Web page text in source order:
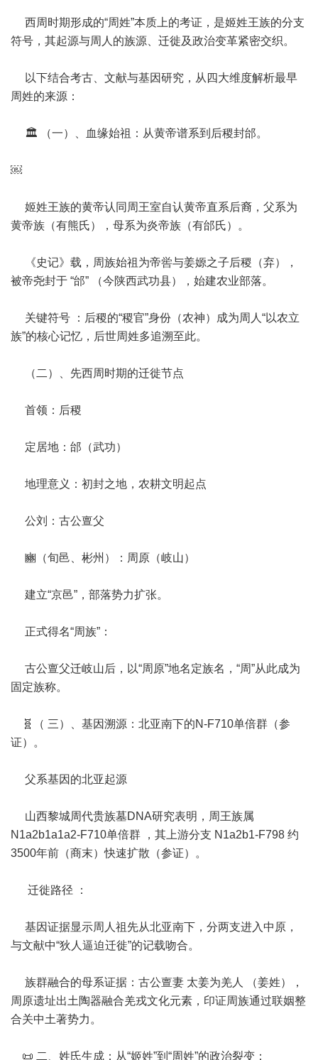
西周时期形成的“周姓”本质上的考证，是姬姓王族的分支
符号，其起源与周人的族源、迁徙及政治变革紧密交织。
以下结合考古、文献与基因研究，从四大维度解析最早
周姓的来源：
🏛️ （一）、血缘始祖：从黄帝谱系到后稷封邰。
￼
姬姓王族的黄帝认同周王室自认黄帝直系后裔，父系为
黄帝族（有熊氏），母系为炎帝族（有邰氏）。
《史记》载，周族始祖为帝喾与姜嫄之子后稷（弃），
被帝尧封于 “邰” （今陕西武功县），始建农业部落。
关键符号 ：后稷的“稷官”身份（农神）成为周人“以农立
族”的核心记忆，后世周姓多追溯至此。
（二）、先西周时期的迁徙节点
首领：后稷
定居地：邰（武功）
地理意义：初封之地，农耕文明起点
公刘：古公亶父
豳（旬邑、彬州）：周原（岐山）
建立“京邑”，部落势力扩张。
正式得名“周族”：
古公亶父迁岐山后，以“周原”地名定族名，“周”从此成为
固定族称。
🧬（ 三）、基因溯源：北亚南下的N-F710单倍群（参
证）。
父系基因的北亚起源
山西黎城周代贵族墓DNA研究表明，周王族属
N1a2b1a1a2-F710单倍群 ，其上游分支 N1a2b1-F798 约
3500年前（商末）快速扩散（参证）。
迁徙路径 ：
基因证据显示周人祖先从北亚南下，分两支进入中原，
与文献中“狄人逼迫迁徙”的记载吻合。
族群融合的母系证据：古公亶妻 太姜为羌人 （姜姓），
周原遗址出土陶器融合羌戎文化元素，印证周族通过联姻整
合关中土著势力。
📜 二、姓氏生成：从“姬姓”到“周姓”的政治裂变：